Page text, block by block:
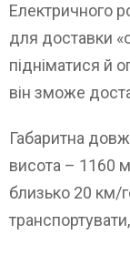
Електричного
для доставки
підніматися й
він зможе
Габаритна
висота – 1160
близько 20 км/